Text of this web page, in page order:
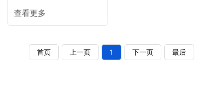
动力源的可无间断运行的
损，煤种的变化，煤粉细
度将产生较大的变化而影
查看更多
首页 上一页 1 下一页 最后